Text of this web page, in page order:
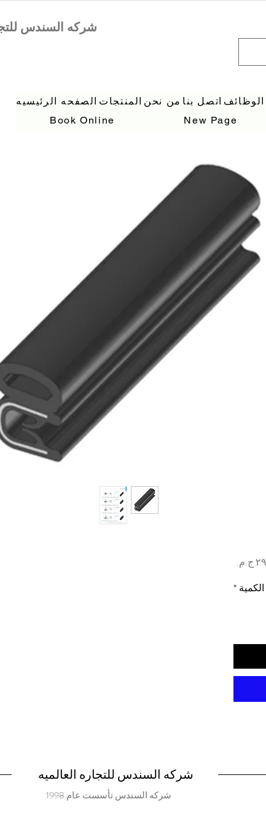
الصفحه الرئيسيه المنتجات من نحن اتصل بنا الوظائف
Book Online
New Page
السعر
الكمية *
شركه السندس للتجاره العالميه
شركه السندس تأسست عام 1998